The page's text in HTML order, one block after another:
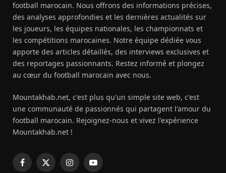
football marocain. Nous offrons des informations précises,
des analyses approfondies et les dernières actualités sur
les joueurs, les équipes nationales, les championnats et
les compétitions marocaines. Notre équipe dédiée vous
apporte des articles détaillés, des interviews exclusives et
des reportages passionnants. Restez informé et plongez
au cœur du football marocain avec nous.
Mountakhab.net, c'est plus qu'un simple site web, c'est
une communauté de passionnés qui partagent l'amour du
football marocain. Rejoignez-nous et vivez l'expérience
Mountakhab.net !
Facebook
X
InstagramYouTube